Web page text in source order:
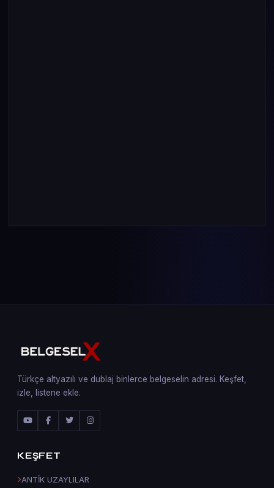
Türkçe altyazılı ve dublaj binlerce belgeselin adresi. Keşfet,
izle, listene ekle.
KEŞFET
ANTİK UZAYLILAR